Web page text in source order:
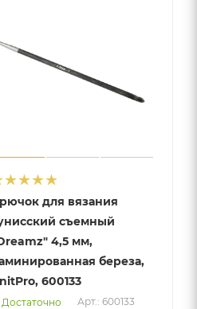
для вязания
съемный
4,5 мм,
береза,
600133
Достаточно Арт.: 600133